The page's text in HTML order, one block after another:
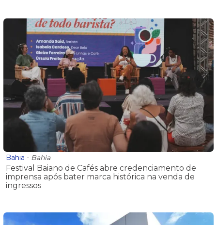
Bahia - Bahia
Festival Baiano de Cafés abre credenciamento de
imprensa após bater marca histórica na venda de
ingressos